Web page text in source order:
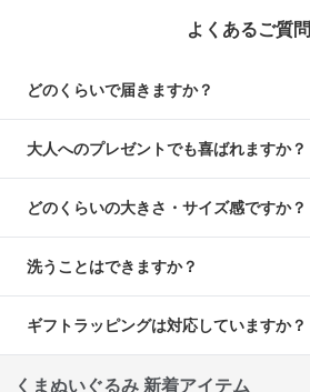
よくあるご質問
どのくらいで届きますか？
大人へのプレゼントでも喜ばれますか？
どのくらいの大きさ・サイズ感ですか？
洗うことはできますか？
ギフトラッピングは対応していますか？
くまぬいぐるみ 新着アイテム